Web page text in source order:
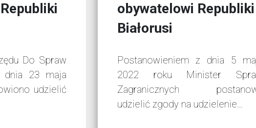
Do Spraw
dnia 23 maja
udzielić
obywatelowi Republiki
Białorusi
Postanowieniem z dnia 5
2022 roku Minister
Zagranicznych
udzielić zgody na udzielenie…